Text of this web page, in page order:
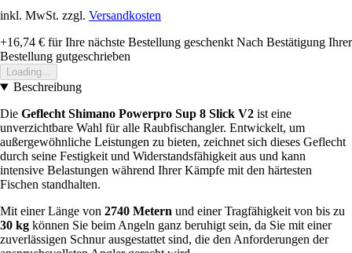
inkl. MwSt. zzgl. Versandkosten
+16,74 € für Ihre nächste Bestellung geschenkt Nach Bestätigung Ihrer
Bestellung gutgeschrieben
Loading...
Beschreibung
Die Geflecht Shimano Powerpro Sup 8 Slick V2 ist eine
unverzichtbare Wahl für alle Raubfischangler. Entwickelt, um
außergewöhnliche Leistungen zu bieten, zeichnet sich dieses Geflecht
durch seine Festigkeit und Widerstandsfähigkeit aus und kann
intensive Belastungen während Ihrer Kämpfe mit den härtesten
Fischen standhalten.
Mit einer Länge von 2740 Metern und einer Tragfähigkeit von bis zu
30 kg können Sie beim Angeln ganz beruhigt sein, da Sie mit einer
zuverlässigen Schnur ausgestattet sind, die den Anforderungen der